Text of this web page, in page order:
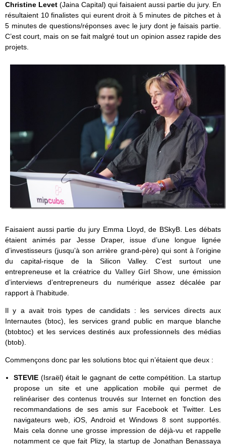
Christine Levet (Jaina Capital) qui faisaient aussi partie du jury. En
résultaient 10 finalistes qui eurent droit à 5 minutes de pitches et à
5 minutes de questions/réponses avec le jury dont je faisais partie.
C’est court, mais on se fait malgré tout un opinion assez rapide des
projets.
Faisaient aussi partie du jury Emma Lloyd, de BSkyB. Les débats
étaient animés par Jesse Draper, issue d’une longue lignée
d’investisseurs (jusqu’à son arrière grand-père) qui sont à l’origine
du capital-risque de la Silicon Valley. C’est surtout une
entrepreneuse et la créatrice du Valley Girl Show, une émission
d’interviews d’entrepreneurs du numérique assez décalée par
rapport à l’habitude.
Il y a avait trois types de candidats : les services directs aux
Internautes (btoc), les services grand public en marque blanche
(btobtoc) et les services destinés aux professionnels des médias
(btob).
Commençons donc par les solutions btoc qui n’étaient que deux :
STEVIE(Israël) était le gagnant de cette compétition. La startup
propose un site et une application mobile qui permet de
relinéariser des contenus trouvés sur Internet en fonction des
recommandations de ses amis sur Facebook et Twitter. Les
navigateurs web, iOS, Android et Windows 8 sont supportés.
Mais cela donne une grosse impression de déjà-vu et rappelle
notamment ce que fait Plizy, la startup de Jonathan Benassaya